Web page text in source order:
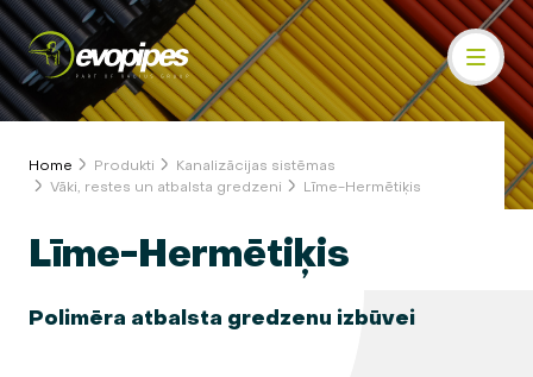
Home Produkti
Kanalizācijas sistēmas
Vāki, restes un atbalsta gredzeni
Līme-Hermētiķis
Līme-Hermētiķis
Polimēra atbalsta gredzenu izbūvei